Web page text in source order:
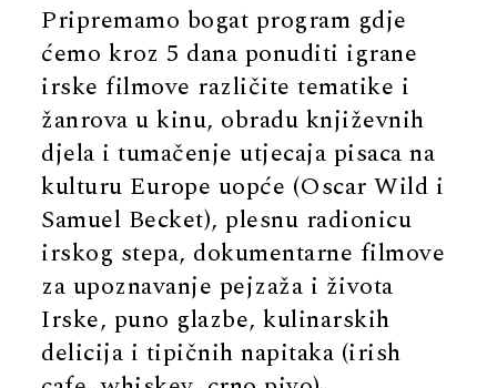
Pripremamo bogat program gdje
ćemo kroz 5 dana ponuditi igrane
irske filmove različite tematike i
žanrova u kinu, obradu književnih
djela i tumačenje utjecaja pisaca na
kulturu Europe uopće (Oscar Wild i
Samuel Becket), plesnu radionicu
irskog stepa, dokumentarne filmove
za upoznavanje pejzaža i života
Irske, puno glazbe, kulinarskih
delicija i tipičnih napitaka (irish